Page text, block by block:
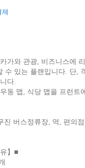
제
가와 관광, 비즈니스에
수 있는 플랜입니다. 단,
다.
동 맵, 식당 맵을 프런트
진 버스정류장, 역, 편의점
】■